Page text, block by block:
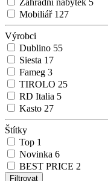
Zahradní nábytek 5
Mobiliář 127
Výrobci
Dublino 55
Siesta 17
Fameg 3
TIROLO 25
RD Italia 5
Kasto 27
Štítky
Top 1
Novinka 6
BEST PRICE 2